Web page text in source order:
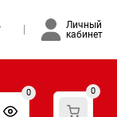
Личный
кабинет
0 0